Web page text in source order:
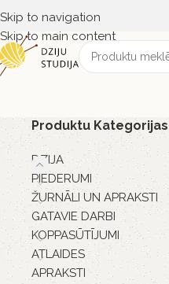
Skip to navigation
Skip to main content
Produktu Kategorijas
DZIJA
PIEDERUMI
ŽURNĀLI UN APRAKSTI
GATAVIE DARBI
KOPPASŪTĪJUMI
ATLAIDES
APRAKSTI